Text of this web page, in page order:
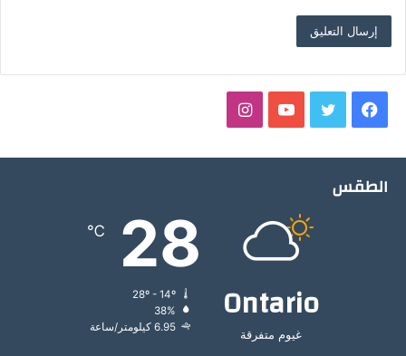
فيسبوك تويتر يوتيوبانستقرام
الطقس
Ontario
غيوم متفرقة
28
℃
38%
6.95 كيلومتر/ساعة